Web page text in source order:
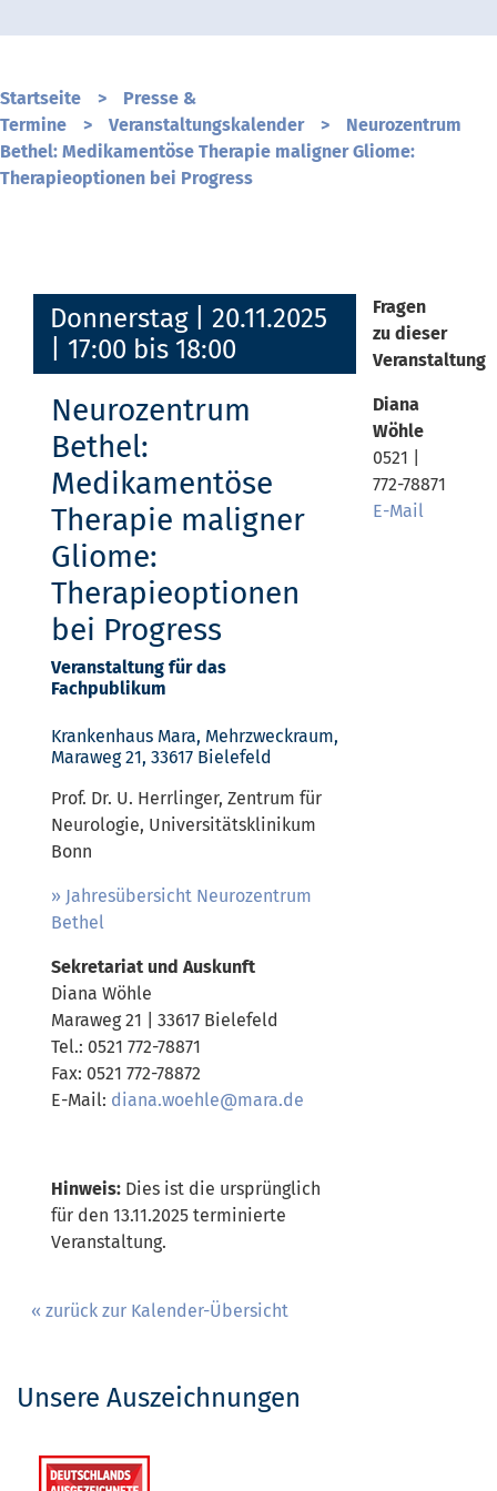
Startseite >
Presse &
Termine
> Veranstaltungskalender >
Neurozentrum
Bethel: Medikamentöse Therapie maligner Gliome:
Therapieoptionen bei Progress
Donnerstag| 20.11.2025
| 17:00 bis 18:00
Neurozentrum
Bethel:
Medikamentöse
Therapie maligner
Gliome:
Therapieoptionen
bei Progress
Veranstaltung für das
Fachpublikum
Krankenhaus Mara, Mehrzweckraum,
Maraweg 21, 33617 Bielefeld
Prof. Dr. U. Herrlinger, Zentrum für
Neurologie, Universitätsklinikum
Bonn
Jahresübersicht Neurozentrum
Bethel
Sekretariat und Auskunft
Diana Wöhle
Maraweg 21 | 33617 Bielefeld
Tel.: 0521 772-78871
Fax: 0521 772-78872
E-Mail: diana.woehle@mara.de
Hinweis: Dies ist die ursprünglich
für den 13.11.2025 terminierte
Veranstaltung.
Fragen
zu dieser
Veranstaltung
Diana
Wöhle
0521 |
772-78871
E-Mail
« zurück zur Kalender-Übersicht
Unsere Auszeichnungen